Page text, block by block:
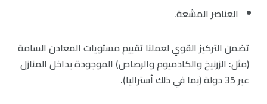
العناصر المشعة.
تضمن التركيز القوي لعملنا تقييم مستويات المعادن السامة
(مثل: الزرنيخ والكادميوم والرصاص) الموجودة بداخل المنازل
عبر 35 دولة (بما في ذلك أستراليا).